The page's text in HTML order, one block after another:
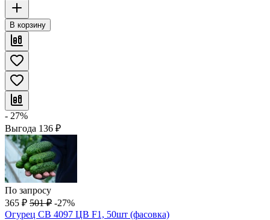
В корзину
- 27%
Выгода 136 ₽
По запросу
365 ₽ 501 ₽ -27%
Огурец СВ 4097 ЦВ F1, 50шт (фасовка)